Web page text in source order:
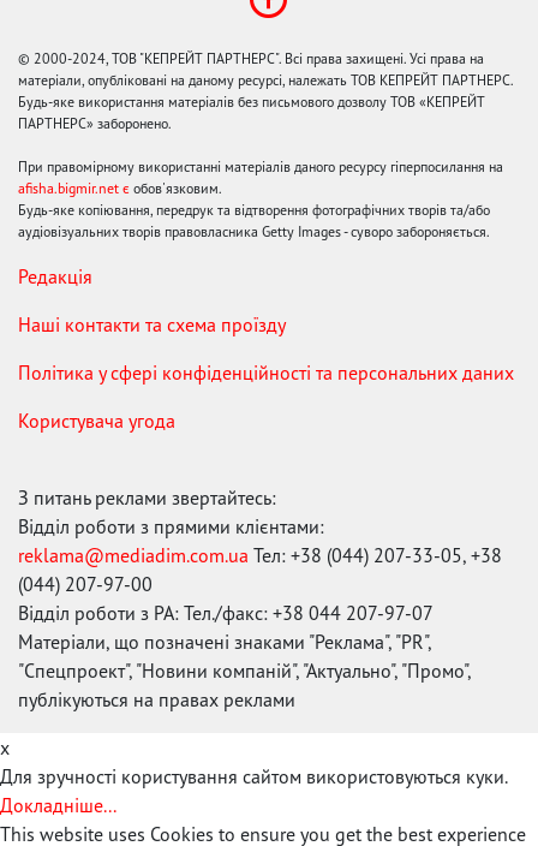
© 2000-2024, ТОВ "КЕПРЕЙТ ПАРТНЕРС". Всі права захищені. Усі права на
матеріали, опубліковані на даному ресурсі, належать ТОВ КЕПРЕЙТ ПАРТНЕРС.
Будь-яке використання матеріалів без письмового дозволу ТОВ «КЕПРЕЙТ
ПАРТНЕРС» заборонено.
При правомірному використанні матеріалів даного ресурсу гіперпосилання на
afisha.bigmir.net є обов'язковим.
Будь-яке копіювання, передрук та відтворення фотографічних творів та/або
аудіовізуальних творів правовласника Getty Images - суворо забороняється.
Редакція
Наші контакти та схема проїзду
Політика у сфері конфіденційності та персональних даних
Користувача угода
З питань реклами звертайтесь:
Відділ роботи з прямими клієнтами:
reklama@mediadim.com.ua Тел: +38 (044) 207-33-05, +38
(044) 207-97-00
Відділ роботи з РА: Тел./факс: +38 044 207-97-07
Матеріали, що позначені знаками "Реклама", "PR",
"Спецпроект", "Новини компаній", "Актуально", "Промо",
публікуються на правах реклами
x
Для зручності користування сайтом використовуються куки.
Докладніше...
This website uses Cookies to ensure you get the best experience